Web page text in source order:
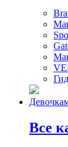
Все